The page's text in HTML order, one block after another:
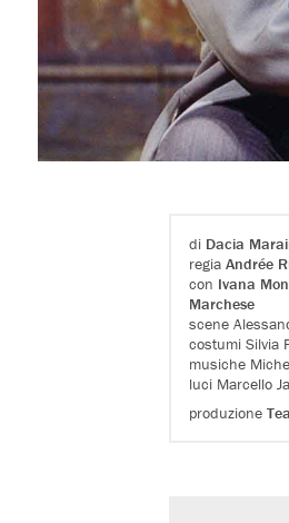
di Dacia
regiaAndrée
con Ivana
Marchese
scene
costumi Silvia
musiche
luci Marcello
produzione